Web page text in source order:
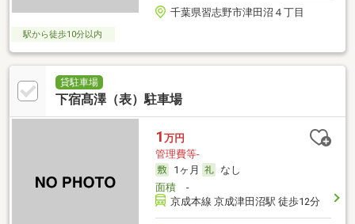
千葉県習志野市津田沼４丁目
駅から徒歩10分以内
貸駐車場
下宿髙澤（表）駐車場
1 万円
管理費等-
1ヶ月
なし
面積-
京成本線 京成津田沼駅 徒歩12分